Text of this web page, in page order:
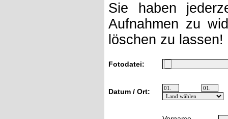
Sie haben
Aufnahmen zu
löschen zu
Fotodatei:
Datum / Ort: